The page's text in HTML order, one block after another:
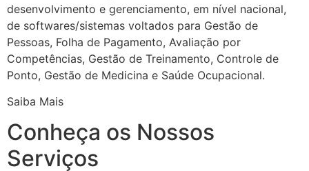
desenvolvimento e gerenciamento, em nível nacional,
de softwares/sistemas voltados para Gestão de
Pessoas, Folha de Pagamento, Avaliação por
Competências, Gestão de Treinamento, Controle de
Ponto, Gestão de Medicina e Saúde Ocupacional.
Saiba Mais
Conheça os Nossos
Serviços